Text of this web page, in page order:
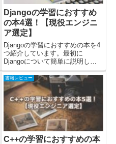
Djangoの学習におすすめ
の本4選！【現役エンジニ
ア選定】
Djangoの学習におすすめの本を4
つ紹介しています。最初に
Djangoについて簡単に説明し
て、その後におすすめの本を紹介
しました。最後にDjangoを「ど
の本で学ぶのが良いか」の考察を
まとめていますので、確認してみ
てください。※Amazo...
書籍レビュー
C++の学習におすすめの本